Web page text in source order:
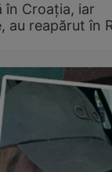
în Croația, iar
au reapărut în